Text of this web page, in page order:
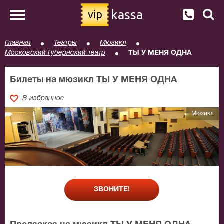
vip kassa
Главная Театры
Мюзикл
Московский Губернский театр
ТЫ У МЕНЯ ОДНА
Билеты на мюзикл ТЫ У МЕНЯ ОДНА
В избранное
Мюзикл
ЗВОНИТЕ!